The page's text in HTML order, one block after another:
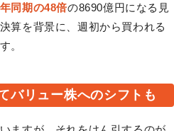
同期の48倍の8690億円になる見
算を背景に、週初から買われる
。
バリュー株へのシフトも